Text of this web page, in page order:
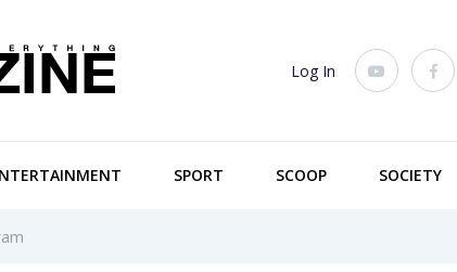
Log In
SPORT SCOOP SOCIETY